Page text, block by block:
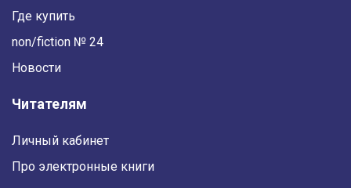
Где купить
non/fiction № 24
Новости
Читателям
Личный кабинет
Про электронные книги